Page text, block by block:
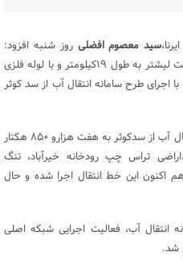
سید معصوم افضلی روز شنبه افزود:
عملیات اجرایی طرح آبرسانی به اراضی دشت لیشتر به طول ۱۹کیلومتر و با لوله فلزی
با قطر یکهزارو ۶۰۰ میلی متر از سال ۱۳۸۱ با اجرای طرح سامانه انتقال آب از سد کوثر
وی بیان کرد: هدف از اجرای این طرح، انتقال آب از سدکوثر به هفت هزارو ۸۵۰ هکتار
تراس چپ رودخانه خیرآباد، تنگ
اکنون این خط انتقال اجرا شده و حال
انتقال آب، فعالیت اجرایی شبکه اصلی